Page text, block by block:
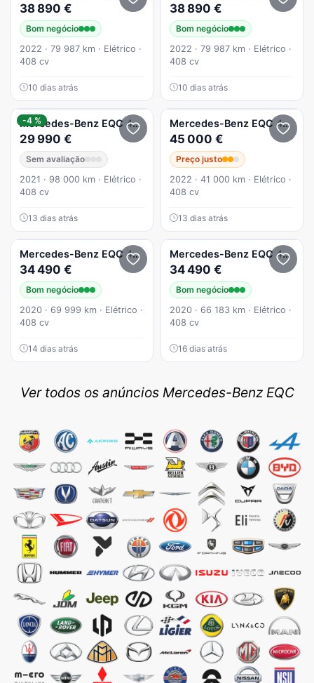
38 890 €
Bom negócio
2022 · 79 987 km · Elétrico ·
408 cv
10 dias atrás
38 890 €
Bom negócio
2022 · 79 987 km · Elétrico ·
408 cv
10 dias atrás
-4 %
Mercedes-Benz EQC 400 4Matic
29 990 €
Sem avaliação
2021 · 98 000 km · Elétrico ·
408 cv
13 dias atrás
Mercedes-Benz EQC 400 4Matic
45 000 €
Preço justo
2022 · 41 000 km · Elétrico ·
408 cv
13 dias atrás
Mercedes-Benz EQC 400 4Matic Electric Art
34 490 €
Bom negócio
2020 · 69 999 km · Elétrico ·
408 cv
14 dias atrás
Mercedes-Benz EQC 400 4Matic Electric Art
34 490 €
Bom negócio
2020 · 66 183 km · Elétrico ·
408 cv
16 dias atrás
Ver todos os anúncios Mercedes-Benz EQC